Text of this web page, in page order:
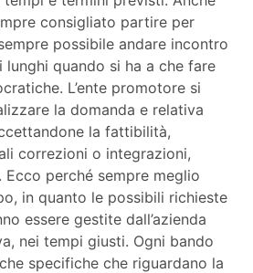
consigliato partire per
possibile andare incontro
quando si ha a che fare
L’ente promotore si
la domanda e relativa
la fattibilità,
correzioni o integrazioni,
perché sempre meglio
in quanto le possibili richieste
essere gestite dall’azienda
nei tempi giusti. Ogni bando
specifiche che riguardano la